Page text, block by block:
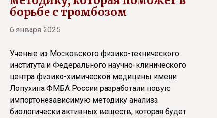
борьбе с тромбозом
6 января 2025
Ученые из Московского физико-технического
института и Федерального научно-клинического
центра физико-химической медицины имени
Лопухина ФМБА России разработали новую
импортонезависимую методику анализа
биологически активных веществ, которая будет